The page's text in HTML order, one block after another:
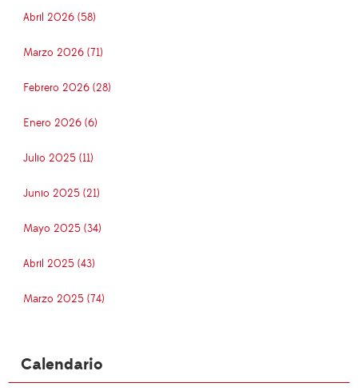
Abril 2026 (58)
Marzo 2026 (71)
Febrero 2026 (28)
Enero 2026 (6)
Julio 2025 (11)
Junio 2025 (21)
Mayo 2025 (34)
Abril 2025 (43)
Marzo 2025 (74)
Calendario